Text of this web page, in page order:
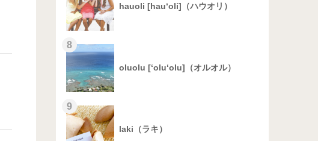
hauoli [hau‘oli]（ハウオリ）
8
oluolu [‘olu‘olu]（オルオル）
9
laki（ラキ）